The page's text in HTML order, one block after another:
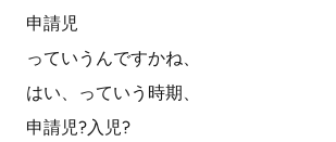
申請児
っていうんですかね、
はい、っていう時期、
申請児?入児?